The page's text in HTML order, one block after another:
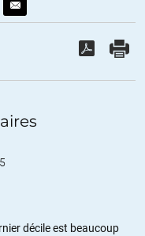
décile est beaucoup